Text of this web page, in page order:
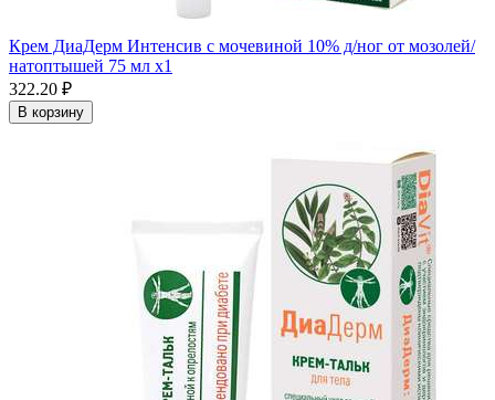
Крем ДиаДерм Интенсив с мочевиной 10% д/ног от мозолей/
натоптышей 75 мл x1
322.20 ₽
В корзину